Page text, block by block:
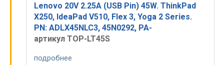
Lenovo 20V 2.25A (USB Pin) 45W. ThinkPad
X250, IdeaPad V510, Flex 3, Yoga 2 Series.
PN: ADLX45NLC3, 45N0292, PA-
артикул TOP-LT45S
подробнее